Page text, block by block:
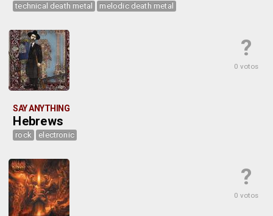
technical death metal melodic death metal
?
0 votos
SAY ANYTHING
Hebrews
rock electronic
?
0 votos